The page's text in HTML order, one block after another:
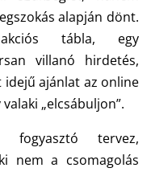
alapján dönt.
tábla, egy
villanó hirdetés,
ajánlat az online
„elcsábuljon”.
tervez,
nem a csomagolás